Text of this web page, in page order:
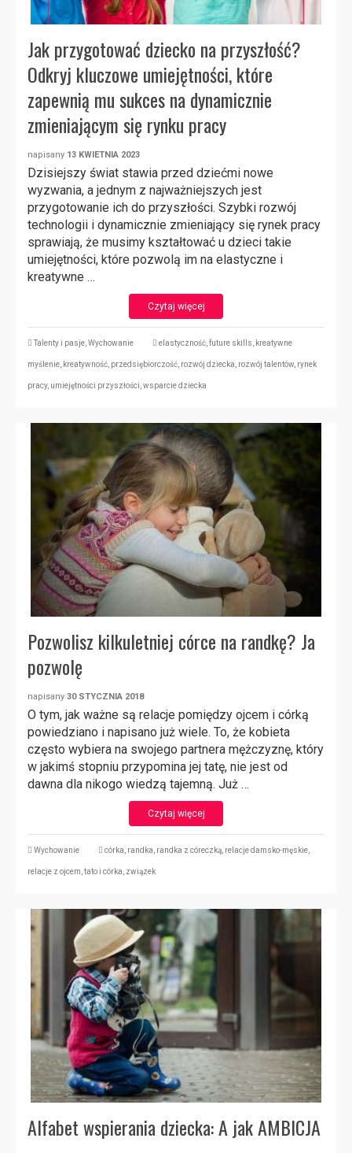
Jak przygotować dziecko na przyszłość?
Odkryj kluczowe umiejętności, które
zapewnią mu sukces na dynamicznie
zmieniającym się rynku pracy
napisany 13 KWIETNIA 2023
Dzisiejszy świat stawia przed dziećmi nowe
wyzwania, a jednym z najważniejszych jest
przygotowanie ich do przyszłości. Szybki rozwój
technologii i dynamicznie zmieniający się rynek pracy
sprawiają, że musimy kształtować u dzieci takie
umiejętności, które pozwolą im na elastyczne i
kreatywne …
Czytaj więcej
Talenty i pasje Wychowanie elastyczność future skills kreatywne
myślenie kreatywność przedsiębiorczość rozwój dziecka rozwój talentów rynek
pracy, umiejętności przyszłości wsparcie dziecka
Pozwolisz kilkuletniej córce na randkę? Ja
pozwolę
napisany 30 STYCZNIA 2018
O tym, jak ważne są relacje pomiędzy ojcem i córką
powiedziano i napisano już wiele. To, że kobieta
często wybiera na swojego partnera mężczyznę, który
w jakimś stopniu przypomina jej tatę, nie jest od
dawna dla nikogo wiedzą tajemną. Już …
Czytaj więcej
Wychowanie córka randka randka z córeczką relacje damsko-męskie
relacje z ojcem tato i córka związek
Alfabet wspierania dziecka: A jak AMBICJA